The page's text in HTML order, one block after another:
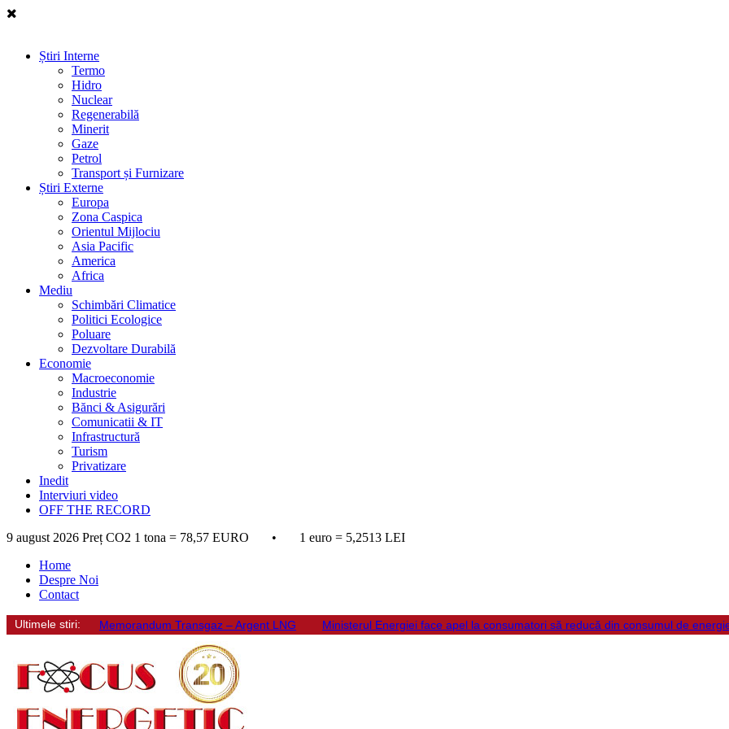
Știri Interne
Termo
Hidro
Nuclear
Regenerabilă
Minerit
Gaze
Petrol
Transport și Furnizare
Știri Externe
Europa
Zona Caspica
Orientul Mijlociu
Asia Pacific
America
Africa
Mediu
Schimbări Climatice
Politici Ecologice
Poluare
Dezvoltare Durabilă
Economie
Macroeconomie
Industrie
Bănci & Asigurări
Comunicatii & IT
Infrastructură
Turism
Privatizare
Inedit
Interviuri video
OFF THE RECORD
9 august 2026 Preț CO2 1 tona = 78,57 EURO • 1 euro = 5,2513 LEI
Home
Despre Noi
Contact
Ultimele stiri: Memorandum Transgaz – Argent LNG Ministerul Energiei face apel la consumatori să reducă din consumul de